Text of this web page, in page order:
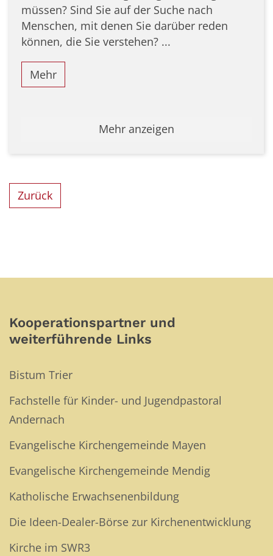
müssen? Sind Sie auf der Suche nach
Menschen, mit denen Sie darüber reden
können, die Sie verstehen? ...
Mehr
Mehr anzeigen
Zurück
Kooperationspartner und
weiterführende Links
Bistum Trier
Fachstelle für Kinder- und Jugendpastoral
Andernach
Evangelische Kirchengemeinde Mayen
Evangelische Kirchengemeinde Mendig
Katholische Erwachsenenbildung
Die Ideen-Dealer-Börse zur Kirchenentwicklung
Kirche im SWR3